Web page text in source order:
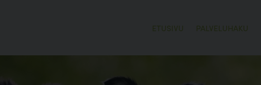
ETUSIVU PALVELUHAKU